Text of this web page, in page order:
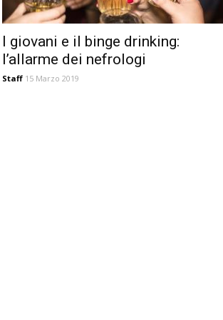
I giovani e il binge drinking:
l’allarme dei nefrologi
Staff 15 Marzo 2019